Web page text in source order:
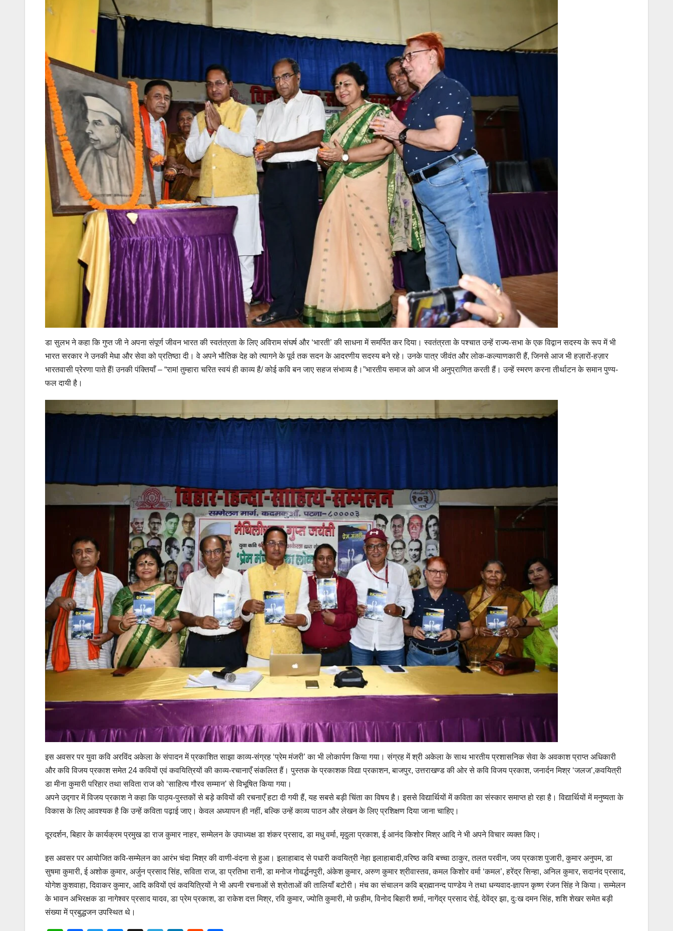
डा सुलभ ने कहा कि गुप्त जी ने अपना संपूर्ण जीवन भारत की स्वतंत्रता के लिए अविराम संघर्ष और ‘भारती’ की साधना में समर्पित कर दिया। स्वतंत्रता के पश्चात उन्हें राज्य-सभा के एक विद्वान सदस्य के रूप में भी
भारत सरकार ने उनकी मेधा और सेवा को प्रतिष्ठा दी। वे अपने भौतिक देह को त्यागने के पूर्व तक सदन के आदरणीय सदस्य बने रहे। उनके पात्र जीवंत और लोक-कल्याणकारी हैं, जिनसे आज भी हज़ारों-हज़ार
भारतवासी प्रेरणा पाते हैं! उनकी पंक्तियाँ – “राम! तुम्हारा चरित स्वयं ही काव्य है/ कोई कवि बन जाए सहज संभाव्य है।”भारतीय समाज को आज भी अनुप्राणित करती हैं। उन्हें स्मरण करना तीर्थाटन के समान पुण्य-
फल दायी है।
इस अवसर पर युवा कवि अरविंद अकेला के संपादन में प्रकाशित साझा काव्य-संग्रह ‘प्रेम मंजरी’ का भी लोकार्पण किया गया। संग्रह में श्री अकेला के साथ भारतीय प्रशासनिक सेवा के अवकाश प्राप्त अधिकारी
और कवि विजय प्रकाश समेत 24 कवियों एवं कवयित्रियों की काव्य-रचानाएँ संकलित हैं। पुस्तक के प्रकाशक विद्या प्रकाशन, बाजपुर, उत्तराखण्ड की ओर से कवि विजय प्रकाश, जनार्दन मिश्र ‘जलज’,कवयित्री
डा मीना कुमारी परिहार तथा सविता राज को ‘साहित्य गौरव सम्मान’ से विभूषित किया गया।
अपने उद्गार में विजय प्रकाश ने कहा कि पाठ्य-पुस्तकों से बड़े कवियों की रचनाएँ हटा दी गयी हैं, यह सबसे बड़ी चिंता का विषय है। इससे विद्यार्थियों में कविता का संस्कार समाप्त हो रहा है। विद्यार्थियों में मनुष्यता के
विकास के लिए आवश्यक है कि उन्हें कविता पढ़ाई जाए। केवल अध्यापन ही नहीं, बल्कि उन्हें काव्य पाठन और लेखन के लिए प्रशिक्षण दिया जाना चाहिए।
दूरदर्शन, बिहार के कार्यक्रम प्रमुख डा राज कुमार नाहर, सम्मेलन के उपाध्यक्ष डा शंकर प्रसाद, डा मधु वर्मा, मृदुला प्रकाश, ई आनंद किशोर मिश्र आदि ने भी अपने विचार व्यक्त किए।
इस अवसर पर आयोजित कवि-सम्मेलन का आरंभ चंदा मिश्र की वाणी-वंदना से हुआ। इलाहाबाद से पधारी कवयित्री नेहा इलाहाबादी,वरिष्ठ कवि बच्चा ठाकुर, तलत परवीन, जय प्रकाश पुजारी, कुमार अनुपम, डा
सुषमा कुमारी, ई अशोक कुमार, अर्जुन प्रसाद सिंह, सविता राज, डा प्रतिभा रानी, डा मनोज गोवर्द्धनपुरी, अंकेश कुमार, अरुण कुमार श्रीवास्तव, कमल किशोर वर्मा ‘कमल’, हरेंद्र सिन्हा, अनिल कुमार, सदानंद प्रसाद,
योगेश कुशवाहा, दिवाकर कुमार, आदि कवियों एवं कवयित्रियों ने भी अपनी रचनाओं से श्रोताओं की तालियाँ बटोरी। मंच का संचालन कवि ब्रह्मानन्द पाण्डेय ने तथा धन्यवाद-ज्ञापन कृष्ण रंजन सिंह ने किया। सम्मेलन
के भावन अभिरक्षक डा नागेश्वर प्रसाद यादव, डा प्रेम प्रकाश, डा राकेश दत्त मिश्र, रवि कुमार, ज्योति कुमारी, मो फ़हीम, विनोद बिहारी शर्मा, नागेंद्र प्रसाद रोई, देवेंद्र झा, दुःख दमन सिंह, शशि शेखर समेत बड़ी
संख्या में प्रबुद्धजन उपस्थित थे।